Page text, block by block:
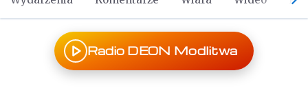
Radio DEON Modlitwa